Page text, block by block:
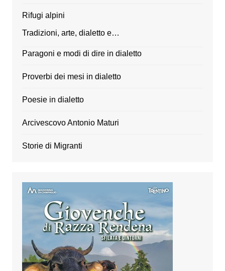
Rifugi alpini
Tradizioni, arte, dialetto e…
Paragoni e modi di dire in dialetto
Proverbi dei mesi in dialetto
Poesie in dialetto
Arcivescovo Antonio Maturi
Storie di Migranti